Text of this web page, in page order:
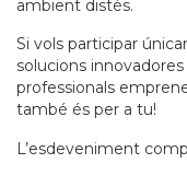
ambient distès.
Si vols participar
solucions
professionals
també és per a tu!
L’esdeveniment